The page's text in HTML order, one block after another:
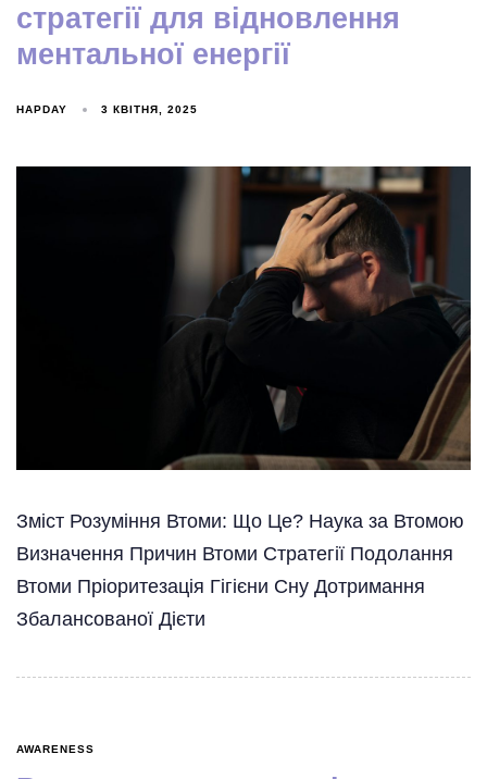
стратегії для відновлення
ментальної енергії
HAPDAY 3 КВІТНЯ, 2025
Зміст Розуміння Втоми: Що Це? Наука за Втомою
Визначення Причин Втоми Стратегії Подолання
Втоми Пріоритезація Гігієни Сну Дотримання
Збалансованої Дієти
AWARENESS